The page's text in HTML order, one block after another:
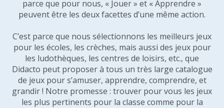
parce que pour nous, « Jouer » et « Apprendre »
peuvent être les deux facettes d’une même action.
C’est parce que nous sélectionnons les meilleurs jeux
pour les écoles, les crèches, mais aussi des jeux pour
les ludothèques, les centres de loisirs, etc., que
Didacto peut proposer à tous un très large catalogue
de jeux pour s’amuser, apprendre, comprendre, et
grandir ! Notre promesse : trouver pour vous les jeux
les plus pertinents pour la classe comme pour la